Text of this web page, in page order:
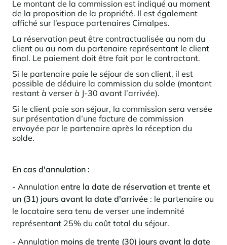
Le montant de la commission est indiqué au moment
de la proposition de la propriété. Il est également
affiché sur l’espace partenaires Cimalpes.
La réservation peut être contractualisée au nom du
client ou au nom du partenaire représentant le client
final. Le paiement doit être fait par le contractant.
Si le partenaire paie le séjour de son client, il est
possible de déduire la commission du solde (montant
restant à verser à J-30 avant l’arrivée).
Si le client paie son séjour, la commission sera versée
sur présentation d’une facture de commission
envoyée par le partenaire après la réception du
solde.
En cas d'annulation :
- Annulation entre la date de réservation et trente et
un (31) jours avant la date d'arrivée : le partenaire ou
le locataire sera tenu de verser une indemnité
représentant 25% du coût total du séjour.
- Annulation moins de trente (30) jours avant la date